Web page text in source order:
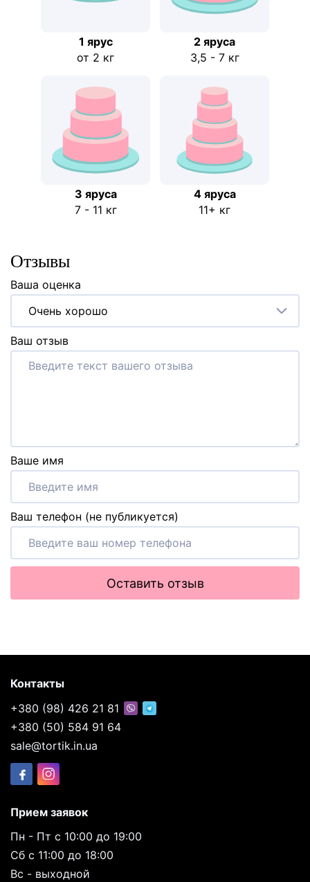
1 ярус
от 2 кг
2 ярусa
3,5 - 7 кг
3 яруса
7 - 11 кг
4 яруса
11+ кг
Отзывы
Ваша оценка
Очень хорошо
Ваш отзыв
Ваше имя
Ваш телефон (не публикуется)
Оставить отзыв
Контакты
+380 (98) 426 21 81
+380 (50) 584 91 64
sale@tortik.in.ua
Прием заявок
Пн - Пт с 10:00 до 19:00
Сб с 11:00 до 18:00
Вс - выходной